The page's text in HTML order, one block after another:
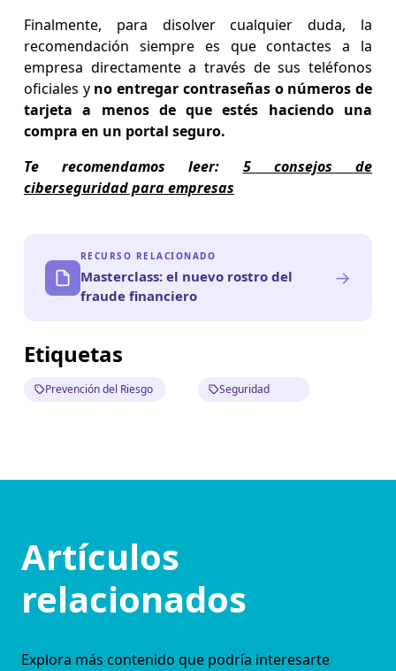
Finalmente, para disolver cualquier duda, la
recomendación siempre es que contactes a la
empresa directamente a través de sus teléfonos
oficiales y no entregar contraseñas o números de
tarjeta a menos de que estés haciendo una
compra en un portal seguro.
Te recomendamos leer: 5 consejos de
ciberseguridad para empresas
RECURSO RELACIONADO
Masterclass: el nuevo rostro del
fraude financiero
→
Etiquetas
Prevención del Riesgo Seguridad
Artículos
relacionados
Explora más contenido que podría interesarte